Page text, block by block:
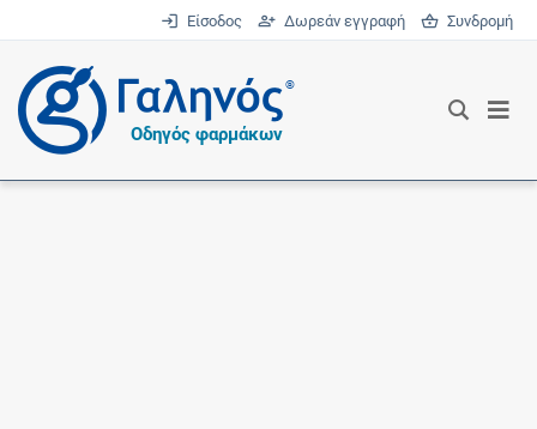
Είσοδος Δωρεάν εγγραφή Συνδρομή
®
Οδηγός φαρμάκων